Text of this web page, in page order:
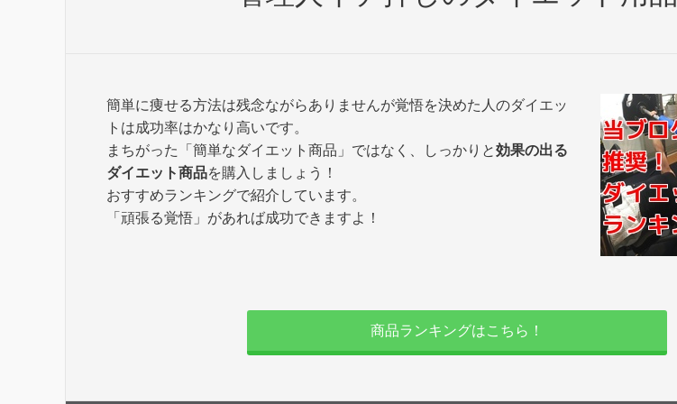
簡単に痩せる方法は残念ながらありませんが覚悟を決めた人のダイエッ
トは成功率はかなり高いです。
まちがった「簡単なダイエット商品」ではなく、しっかりと効果の出る
ダイエット商品を購入しましょう！
おすすめランキングで紹介しています。
「頑張る覚悟」があれば成功できますよ！
商品ランキングはこちら！